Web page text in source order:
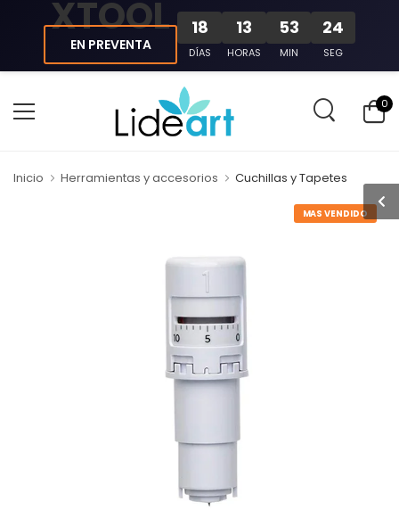
XTOOL
EN PREVENTA
18
DÍAS
13
HORAS
53
MIN
23
SEG
0
Inicio Herramientas y accesorios Cuchillas y Tapetes
MAS VENDIDO